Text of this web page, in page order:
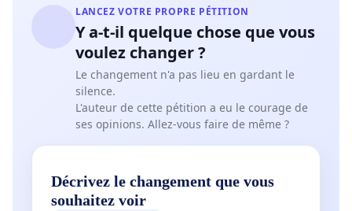
LANCEZ VOTRE PROPRE PÉTITION
Y a-t-il quelque chose que vous
voulez changer ?
Le changement n'a pas lieu en gardant le
silence.
L'auteur de cette pétition a eu le courage de
ses opinions. Allez-vous faire de même ?
Décrivez le changement que vous
souhaitez voir